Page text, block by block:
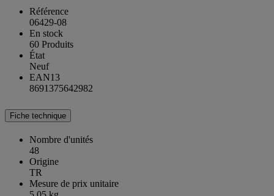
Référence
06429-08
En stock
60 Produits
État
Neuf
EAN13
8691375642982
Fiche technique
Nombre d'unités
48
Origine
TR
Mesure de prix unitaire